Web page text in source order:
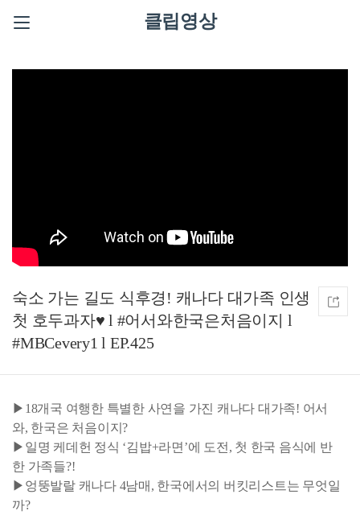
클립영상
숙소 가는 길도 식후경! 캐나다 대가족 인생
첫 호두과자♥ l #어서와한국은처음이지 l
#MBCevery1 l EP.425
▶18개국 여행한 특별한 사연을 가진 캐나다 대가족! 어서
와, 한국은 처음이지?
▶일명 케데헌 정식 ‘김밥+라면’에 도전, 첫 한국 음식에 반
한 가족들?!
▶엉뚱발랄 캐나다 4남매, 한국에서의 버킷리스트는 무엇일
까?